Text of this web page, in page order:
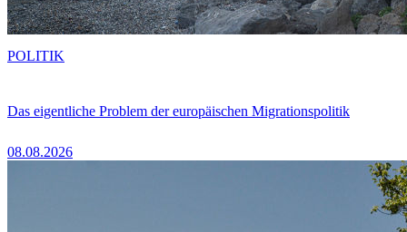
Das eigentliche Problem der europäischen Migrationspolitik
08.08.2026
POLITIK